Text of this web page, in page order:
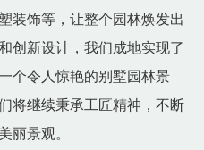
装饰等，让整个园林焕发出
创新设计，我们成地实现了
个令人惊艳的别墅园林景
将继续秉承工匠精神，不断
丽景观。